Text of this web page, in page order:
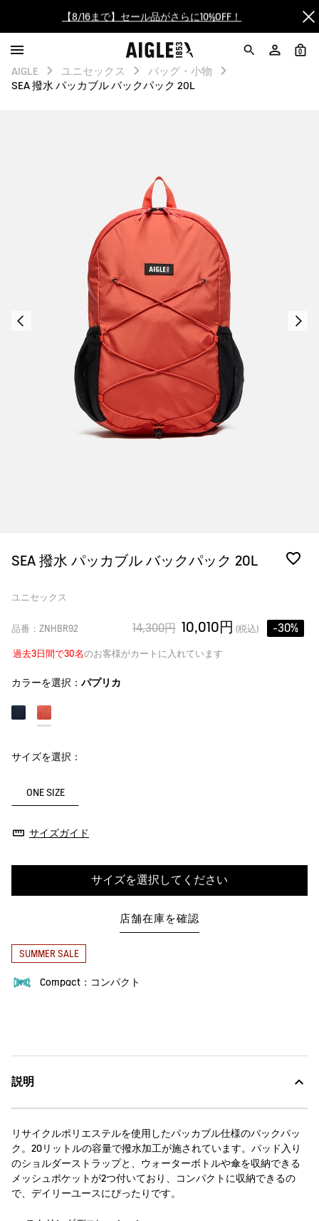
【8/16まで】セール品がさらに10%OFF！
【最大50%OFF】FINAL SALEがスタート！
ログイン/会員登録で送料＆返品無料
【最大50%OFF】FINAL SALEがスタート！
ログイン/会員登録で送料＆返品無料
AIGLE CLUB ポイントサービス終了のお知らせ
0
AIGLE ユニセックス
バッグ・小物
SEA 撥水 パッカブル バックパック 20L
SEA 撥水 パッカブル バックパック 20L
ユニセックス
品番：ZNHBR92 14,300円 10,010円 (税込) -30%
過去3日間で30名のお客様がカートに入れています
カラーを選択： パプリカ
サイズを選択：
ONE SIZE
サイズガイド
サイズを選択してください
店舗在庫を確認
SUMMER SALE
Compact：コンパクト
説明
リサイクルポリエステルを使用したパッカブル仕様のバックパッ
ク。20リットルの容量で撥水加工が施されています。パッド入り
のショルダーストラップと、ウォーターボトルや傘を収納できる
メッシュポケットが2つ付いており、コンパクトに収納できるの
で、デイリーユースにぴったりです。